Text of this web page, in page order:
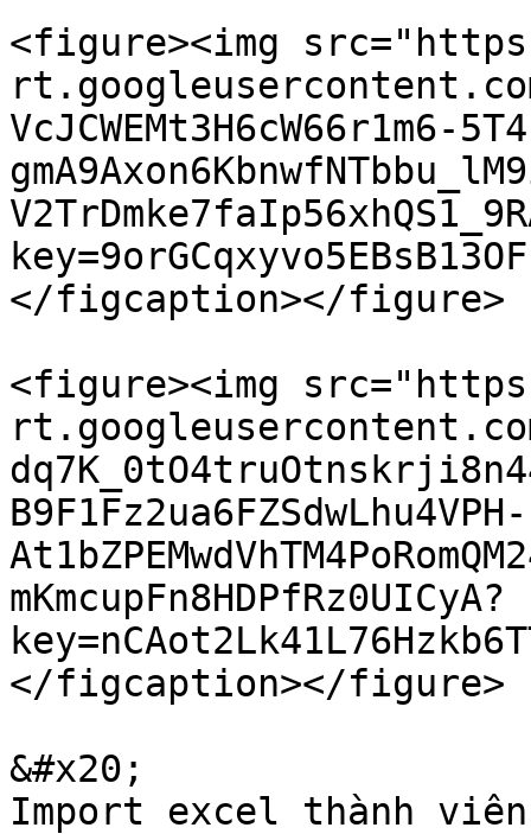
<figure><img
VcJCWEMt3H6cW66r1m6-
</figcaption></figure>
<figure><img
B9F1Fz2ua6FZSdwLhu4VPH-
mKmcupFn8HDPfRz0UICyA?
</figcaption></figure>
&#x20;
Import excel thành viên